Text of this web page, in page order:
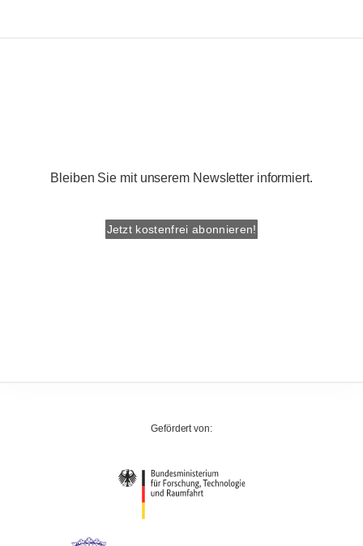
Bleiben Sie mit unserem Newsletter informiert.
Jetzt kostenfrei abonnieren!
Gefördert von: